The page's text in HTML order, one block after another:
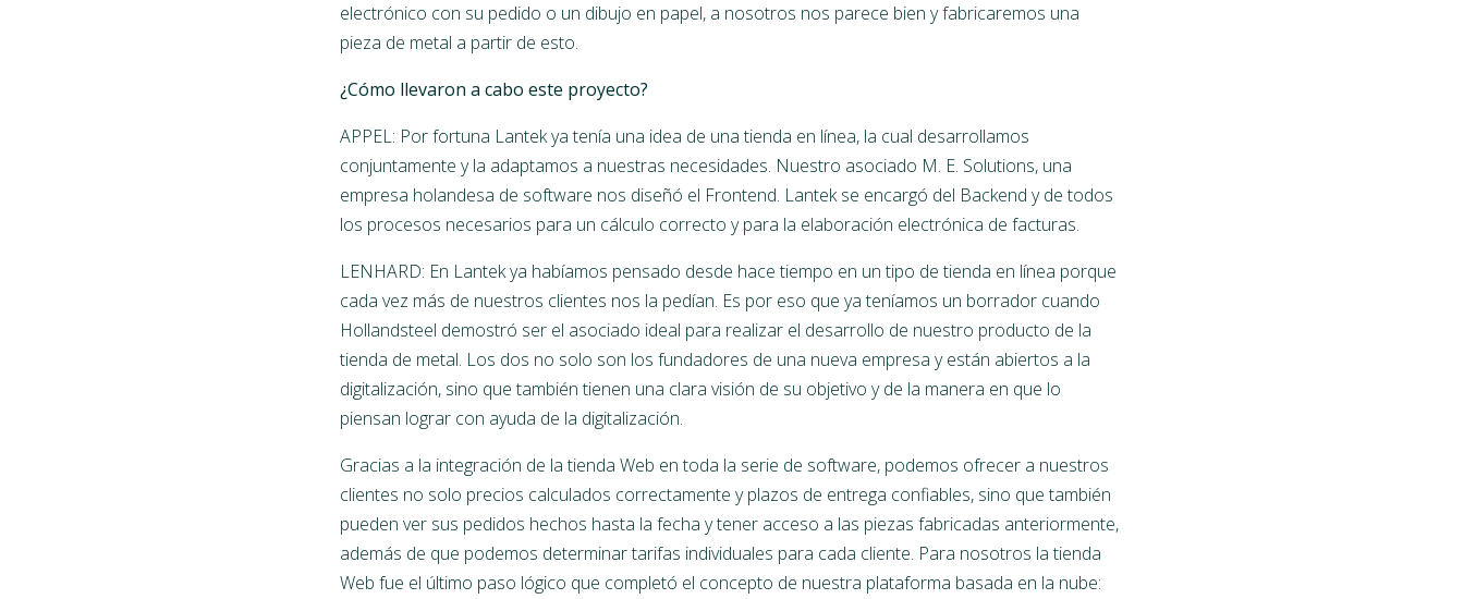
electrónico con su pedido o un dibujo en papel, a nosotros nos parece bien y fabricaremos una
pieza de metal a partir de esto.
¿Cómo llevaron a cabo este proyecto?
APPEL: Por fortuna Lantek ya tenía una idea de una tienda en línea, la cual desarrollamos
conjuntamente y la adaptamos a nuestras necesidades. Nuestro asociado M. E. Solutions, una
empresa holandesa de software nos diseñó el Frontend. Lantek se encargó del Backend y de todos
los procesos necesarios para un cálculo correcto y para la elaboración electrónica de facturas.
LENHARD: En Lantek ya habíamos pensado desde hace tiempo en un tipo de tienda en línea porque
cada vez más de nuestros clientes nos la pedían. Es por eso que ya teníamos un borrador cuando
Hollandsteel demostró ser el asociado ideal para realizar el desarrollo de nuestro producto de la
tienda de metal. Los dos no solo son los fundadores de una nueva empresa y están abiertos a la
digitalización, sino que también tienen una clara visión de su objetivo y de la manera en que lo
piensan lograr con ayuda de la digitalización.
Gracias a la integración de la tienda Web en toda la serie de software, podemos ofrecer a nuestros
clientes no solo precios calculados correctamente y plazos de entrega confiables, sino que también
pueden ver sus pedidos hechos hasta la fecha y tener acceso a las piezas fabricadas anteriormente,
además de que podemos determinar tarifas individuales para cada cliente. Para nosotros la tienda
Web fue el último paso lógico que completó el concepto de nuestra plataforma basada en la nube: